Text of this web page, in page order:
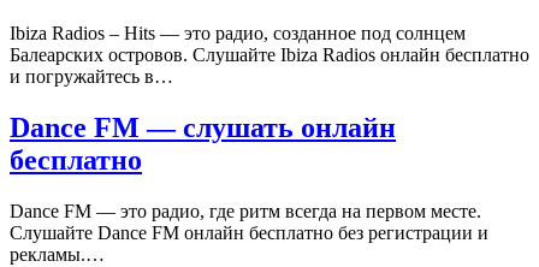
Ibiza Radios – Hits — это радио, созданное под солнцем
Балеарских островов. Слушайте Ibiza Radios онлайн бесплатно
и погружайтесь в…
Dance FM — слушать онлайн
бесплатно
Dance FM — это радио, где ритм всегда на первом месте.
Слушайте Dance FM онлайн бесплатно без регистрации и
рекламы.…